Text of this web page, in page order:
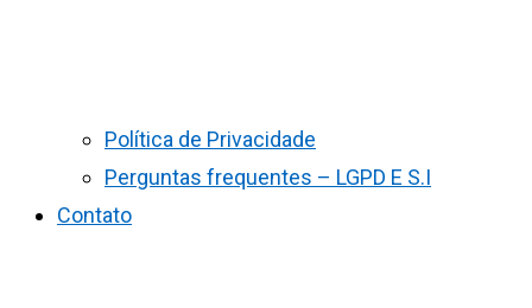
Política de Privacidade
Perguntas frequentes – LGPD E S.I
Contato